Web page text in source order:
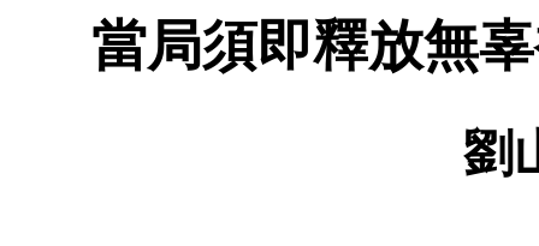
當局須即釋放無
劉